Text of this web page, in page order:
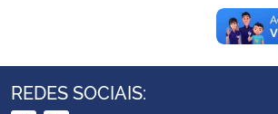
Ministério da Mulher, da Família e dos Direitos
REDES SOCIAIS: